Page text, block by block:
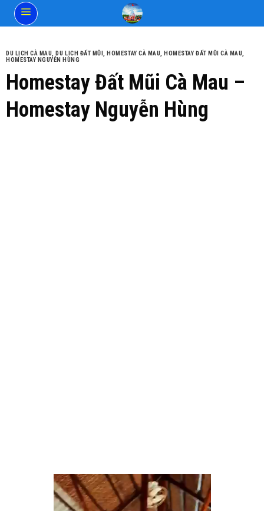
DU LỊCH CÀ MAU,DU LICH ĐẤT MŨI,HOMESTAY CÀ MAU,HOMESTAY ĐẤT MŨI CÀ MAU,
HOMESTAY NGUYỄN HÙNG
Homestay Đất Mũi Cà Mau –
Homestay Nguyễn Hùng